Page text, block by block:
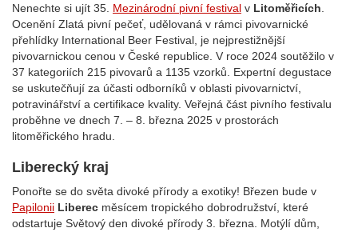
Nenechte si ujít 35. Mezinárodní pivní festival v Litoměřicích
Ocenění Zlatá pivní pečeť, udělovaná v rámci pivovarnické
přehlídky International Beer Festival, je nejprestižnější
pivovarnickou cenou v České republice. V roce 2024 soutěžilo v
37 kategoriích 215 pivovarů a 1135 vzorků. Expertní degustace
se uskutečňují za účasti odborníků v oblasti pivovarnictví,
potravinářství a certifikace kvality. Veřejná část pivního festivalu
proběhne ve dnech 7. – 8. března 2025 v prostorách
litoměřického hradu.
Liberecký kraj
Ponořte se do světa divoké přírody a exotiky! Březen bude v
Papilonii Liberec měsícem tropického dobrodružství, které
odstartuje Světový den divoké přírody 3. března. Motýlí dům,